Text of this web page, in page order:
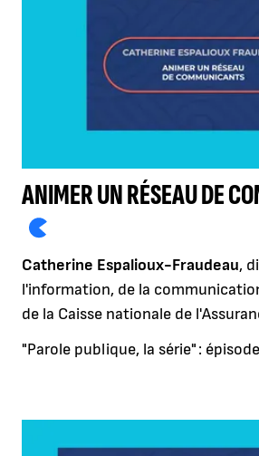
ANIMER UN RÉSEAU DE
Catherine Espalioux-Fraudeau,
l'information, de la
de la Caisse nationale de
"Parole publique, la série" :